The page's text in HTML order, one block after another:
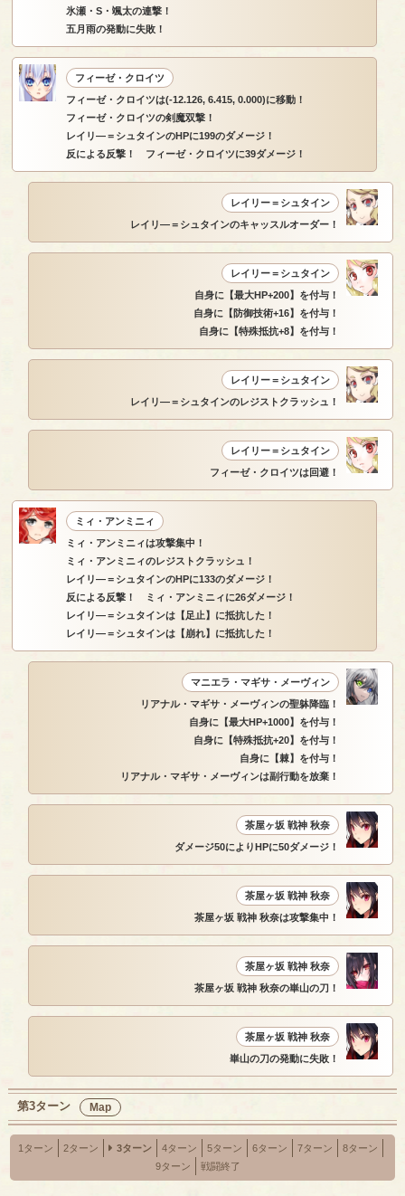
氷瀬・S・颯太の連撃！
五月雨の発動に失敗！
フィーゼ・クロイツ
フィーゼ・クロイツは(-12.126, 6.415, 0.000)に移動！
フィーゼ・クロイツの剣魔双撃！
レイリ―＝シュタインのHPに199のダメージ！
反による反撃！ フィーゼ・クロイツに39ダメージ！
レイリー＝シュタイン
レイリ―＝シュタインのキャッスルオーダー！
レイリー＝シュタイン
自身に【最大HP+200】を付与！
自身に【防御技術+16】を付与！
自身に【特殊抵抗+8】を付与！
レイリー＝シュタイン
レイリ―＝シュタインのレジストクラッシュ！
レイリー＝シュタイン
フィーゼ・クロイツは回避！
ミィ・アンミニィ
ミィ・アンミニィは攻撃集中！
ミィ・アンミニィのレジストクラッシュ！
レイリ―＝シュタインのHPに133のダメージ！
反による反撃！ ミィ・アンミニィに26ダメージ！
レイリ―＝シュタインは【足止】に抵抗した！
レイリ―＝シュタインは【崩れ】に抵抗した！
マニエラ・マギサ・メーヴィン
リアナル・マギサ・メーヴィンの聖躰降臨！
自身に【最大HP+1000】を付与！
自身に【特殊抵抗+20】を付与！
自身に【棘】を付与！
リアナル・マギサ・メーヴィンは副行動を放棄！
茶屋ヶ坂 戦神 秋奈
ダメージ50によりHPに50ダメージ！
茶屋ヶ坂 戦神 秋奈
茶屋ヶ坂 戦神 秋奈は攻撃集中！
茶屋ヶ坂 戦神 秋奈
茶屋ヶ坂 戦神 秋奈の崋山の刀！
茶屋ヶ坂 戦神 秋奈
崋山の刀の発動に失敗！
第3ターン Map
1ターン 2ターン 3ターン 4ターン 5ターン 6ターン 7ターン
8ターン
9ターン
戦闘終了